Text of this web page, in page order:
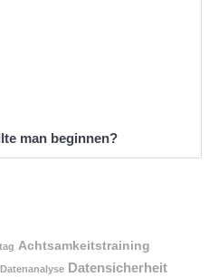
man beginnen?
Achtsamkeitstraining
Datenanalyse Datensicherheit